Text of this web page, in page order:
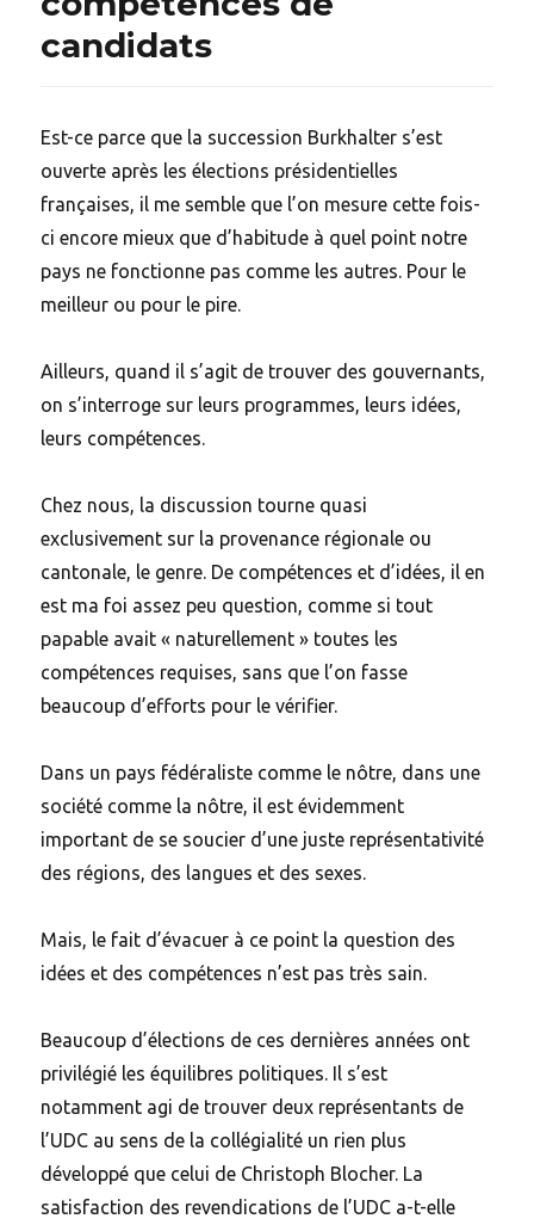
candidats
Est-ce parce que la succession Burkhalter s’est
ouverte après les élections présidentielles
françaises, il me semble que l’on mesure cette fois-
ci encore mieux que d’habitude à quel point notre
pays ne fonctionne pas comme les autres. Pour le
meilleur ou pour le pire.
Ailleurs, quand il s’agit de trouver des gouvernants,
on s’interroge sur leurs programmes, leurs idées,
leurs compétences.
Chez nous, la discussion tourne quasi
exclusivement sur la provenance régionale ou
cantonale, le genre. De compétences et d’idées, il en
est ma foi assez peu question, comme si tout
papable avait « naturellement » toutes les
compétences requises, sans que l’on fasse
beaucoup d’efforts pour le vérifier.
Dans un pays fédéraliste comme le nôtre, dans une
société comme la nôtre, il est évidemment
important de se soucier d’une juste représentativité
des régions, des langues et des sexes.
Mais, le fait d’évacuer à ce point la question des
idées et des compétences n’est pas très sain.
Beaucoup d’élections de ces dernières années ont
privilégié les équilibres politiques. Il s’est
notamment agi de trouver deux représentants de
l’UDC au sens de la collégialité un rien plus
développé que celui de Christoph Blocher. La
satisfaction des revendications de l’UDC a-t-elle